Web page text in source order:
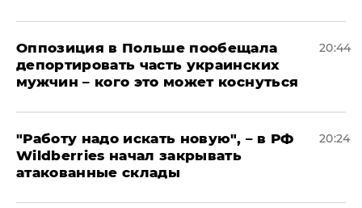
Оппозиция в Польше пообещала
депортировать часть украинских
мужчин – кого это может коснуться
20:44
"Работу надо искать новую", – в РФ
Wildberries начал закрывать
атакованные склады
20:24